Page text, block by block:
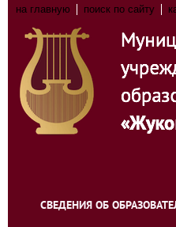
на главную поиск по сайту
СВЕДЕНИЯ ОБ